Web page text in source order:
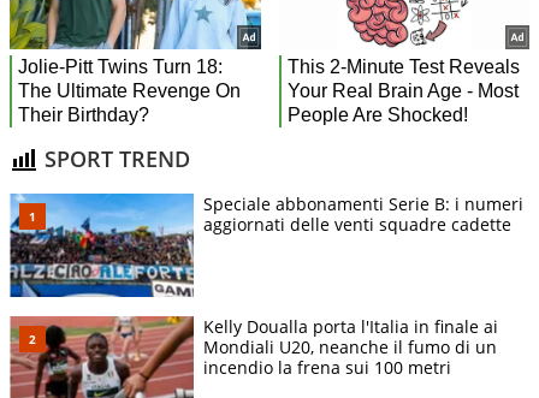
SPORT TREND
Speciale abbonamenti Serie B: i numeri
aggiornati delle venti squadre cadette
Kelly Doualla porta l'Italia in finale ai
Mondiali U20, neanche il fumo di un
incendio la frena sui 100 metri